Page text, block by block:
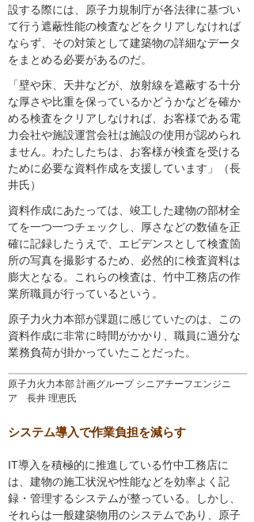
原子力火力本部 計画グループ シニアチーフエンジニ
ア 長井 理恵氏
設する際には、原子力規制庁が各法律に基づい
て行う遮蔽性能の検査などをクリアしなければ
ならず、その対策として建築物の詳細なデータ
をまとめる必要があるのだ。
「壁や床、天井などが、放射線を遮蔽する十分
な厚さや比重を保っているかどうかなどを確か
める検査をクリアしなければ、お客様である電
力会社や施設運営会社は施設の使用が認められ
ません。わたしたちは、お客様が検査を受ける
ために必要な資料作成を支援しています」（長
井氏）
資料作成にあたっては、竣工した建物の部材全
てを一つ一つチェックし、厚さなどの数値を正
確に記録したうえで、エビデンスとして検査箇
所の写真を撮影するため、必然的に検査資料は
膨大となる。これらの検査は、竹中工務店の作
業所職員が行っているという。
原子力火力本部が課題に感じていたのは、この
資料作成に非常に時間がかかり、職員に過分な
業務負荷が掛かっていたことだった。
システム導入で作業負担を減らす
IT導入を積極的に推進している竹中工務店に
は、建物の施工状況や性能などを効率よく記
録・管理するシステムが整っている。しかし、
それらは一般建築物用のシステムであり、原子